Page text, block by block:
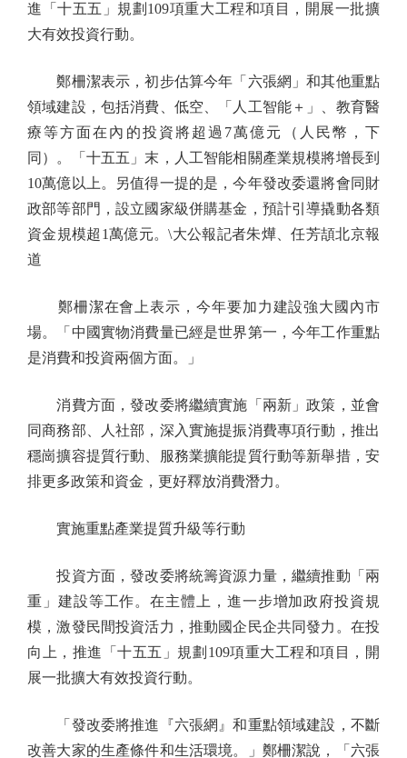
進「十五五」規劃109項重大工程和項目，開展一批擴
大有效投資行動。
鄭柵潔表示，初步估算今年「六張網」和其他重點
領域建設，包括消費、低空、「人工智能＋」、教育醫
療等方面在內的投資將超過7萬億元（人民幣，下
同）。「十五五」末，人工智能相關產業規模將增長到
10萬億以上。另值得一提的是，今年發改委還將會同財
政部等部門，設立國家級併購基金，預計引導撬動各類
資金規模超1萬億元。\大公報記者朱燁、任芳頡北京報
道
鄭柵潔在會上表示，今年要加力建設強大國內市
場。「中國實物消費量已經是世界第一，今年工作重點
是消費和投資兩個方面。」
消費方面，發改委將繼續實施「兩新」政策，並會
同商務部、人社部，深入實施提振消費專項行動，推出
穩崗擴容提質行動、服務業擴能提質行動等新舉措，安
排更多政策和資金，更好釋放消費潛力。
實施重點產業提質升級等行動
投資方面，發改委將統籌資源力量，繼續推動「兩
重」建設等工作。在主體上，進一步增加政府投資規
模，激發民間投資活力，推動國企民企共同發力。在投
向上，推進「十五五」規劃109項重大工程和項目，開
展一批擴大有效投資行動。
「發改委將推進『六張網』和重點領域建設，不斷
改善大家的生產條件和生活環境。」鄭柵潔說，「六張